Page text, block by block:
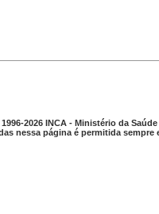
2026 INCA - Ministério da Saúde
nessa página é permitida sempre